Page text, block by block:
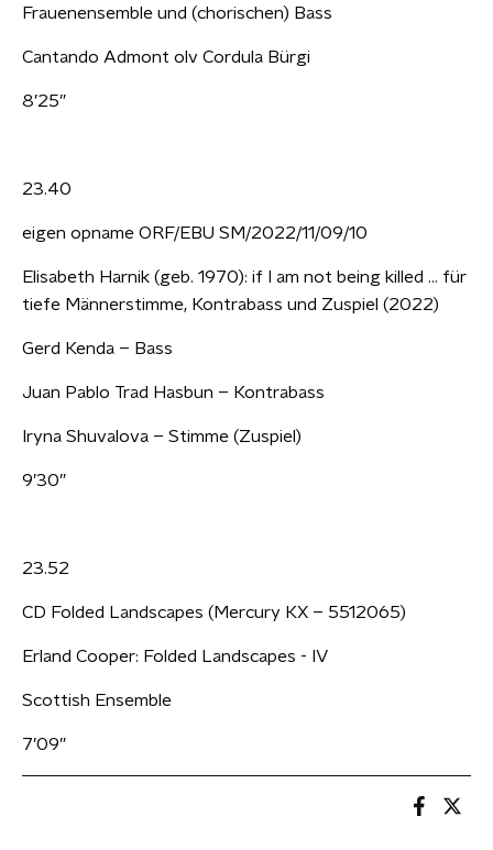
Frauenensemble und (chorischen) Bass
Cantando Admont olv Cordula Bürgi
8’25”
23.40
eigen opname ORF/EBU SM/2022/11/09/10
Elisabeth Harnik (geb. 1970): if I am not being killed ... für
tiefe Männerstimme, Kontrabass und Zuspiel (2022)
Gerd Kenda – Bass
Juan Pablo Trad Hasbun – Kontrabass
Iryna Shuvalova – Stimme (Zuspiel)
9’30”
23.52
CD Folded Landscapes (Mercury KX – 5512065)
Erland Cooper: Folded Landscapes - IV
Scottish Ensemble
7’09”